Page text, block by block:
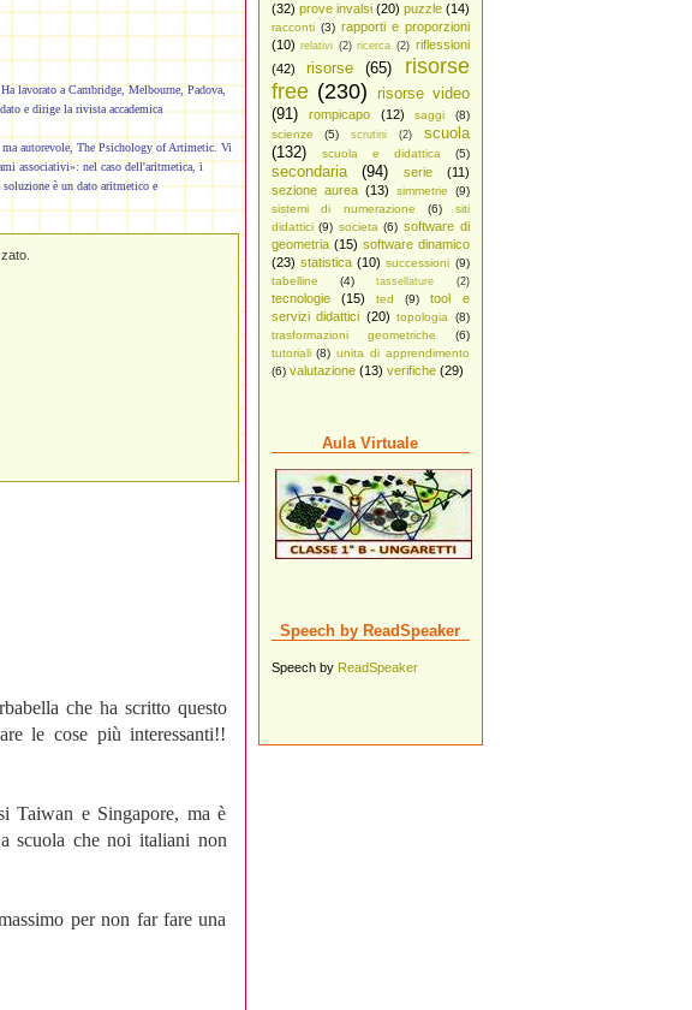
(32) prove invalsi (20) puzzle (14)
racconti (3) rapporti e proporzioni
(10) relativi (2) ricerca (2) riflessioni
(42)
risorse (65)
risorse
free (230) risorse video
(91)
rompicapo (12) saggi
(8)
scienze
(5) scrutini (2)
scuola
(132)
scuola e didattica (5)
secondaria (94) serie
(11)
sezione aurea (13) simmetrie
(9)
sistemi di numerazione
(6)
siti
didattici (9) societa (6) software di
geometria (15) software dinamico
(23) statistica (10) successioni (9)
tabelline
(4) tassellature (2)
tecnologie (15) ted (9)
tool e
servizi didattici (20) topologia
(8)
trasformazioni geometriche
(6)
tutoriali (8) unita di apprendimento
(6) valutazione (13) verifiche (29)
Aula Virtuale
Speech by ReadSpeaker
Speech by ReadSpeaker
lavorato a Cambridge, Melbourne, Padova,
e dirige la rivista accademica
autorevole, The Psichology of Artimetic. Vi
associativi»: nel caso dell'aritmetica, i
è un dato aritmetico e
che ha scritto questo
le cose più interessanti!!
Taiwan e Singapore, ma è
scuola che noi italiani non
per non far fare una